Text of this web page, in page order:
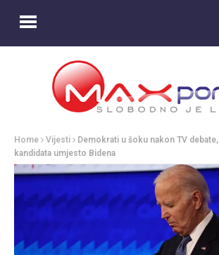
Home Vijesti
Demokrati u šoku nakon TV
kandidata umjesto Bidena